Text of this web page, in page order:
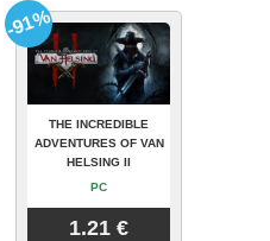
THE INCREDIBLE
ADVENTURES OF VAN
HELSING II
PC
1.21 €
-91%